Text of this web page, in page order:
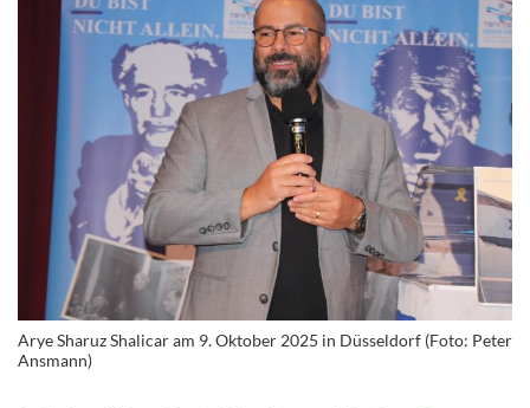
Arye Sharuz Shalicar am 9. Oktober 2025 in Düsseldorf (Foto: Peter
Ansmann)